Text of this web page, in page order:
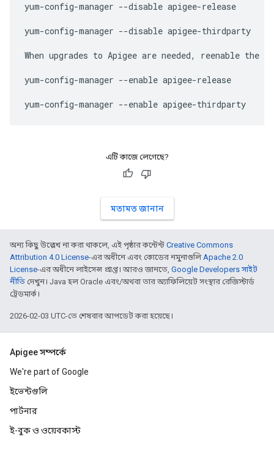
yum-config-manager --disable apigee-release
yum-config-manager --disable apigee-thirdparty
When upgrades to Apigee are needed, reenable the
yum-config-manager --enable apigee-release
yum-config-manager --enable apigee-thirdparty
এটি কাজে লেগেছে?
মতামত জানান
অন্য কিছু উল্লেখ না করা থাকলে, এই পৃষ্ঠার কন্টেন্ট Creative Commons
Attribution 4.0 License-এর অধীনে এবং কোডের নমুনাগুলিApache 2.0
License-এর অধীনে লাইসেন্স প্রাপ্ত। আরও জানতে, Google Developers সাইট
নীতি দেখুন। Java হল Oracle এবং/অথবা তার অ্যাফিলিয়েট সংস্থার রেজিস্টার্ড
ট্রেডমার্ক।
2026-02-03 UTC-তে শেষবার আপডেট করা হয়েছে।
Apigee সম্পর্কে
We're part of Google
ইভেন্টগুলি
পার্টনার
ই-বুক ও ওয়েবকাস্ট